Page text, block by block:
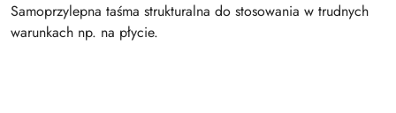
Samoprzylepna taśma strukturalna do stosowania w trudnych
warunkach np. na płycie.